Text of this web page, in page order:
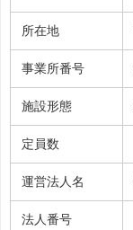
所在地
事業所番号
施設形態
定員数
運営法人名
法人番号